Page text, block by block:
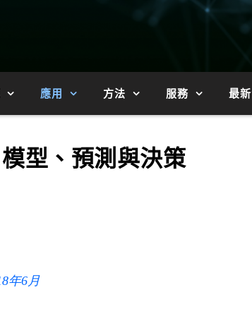
應用 方法 服務 最
模型、預測與決策